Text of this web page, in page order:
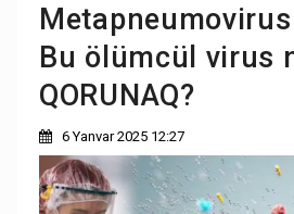
Metapneumovirus
Bu ölümcül virus
QORUNAQ?
6 Yanvar 2025 12:27